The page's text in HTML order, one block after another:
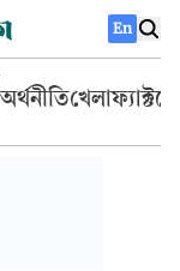
En
অর্থনীতিখেলা